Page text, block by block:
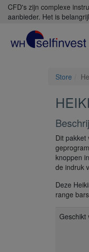
CFD's zijn complexe
aanbieder. Het is
Store
Dit pakket
knoppen
de indruk
Deze
range
Geschikt